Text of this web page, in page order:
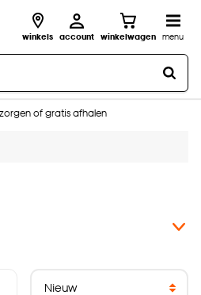
winkels account winkelwagen menu
of gratis afhalen